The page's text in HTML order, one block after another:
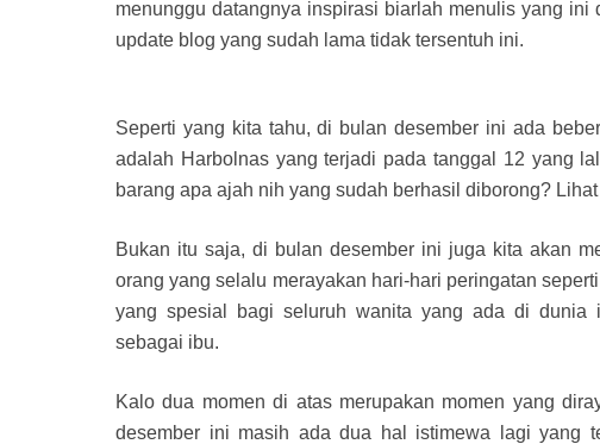
menunggu datangnya inspirasi biarlah menulis yang
update blog yang sudah lama tidak tersentuh ini.
Seperti yang kita tahu, di bulan desember ini ada
adalah Harbolnas yang terjadi pada tanggal 12 yang
barang apa ajah nih yang sudah berhasil diborong?
Bukan itu saja, di bulan desember ini juga kita akan
orang yang selalu merayakan hari-hari peringatan
yang spesial bagi seluruh wanita yang ada di dunia
sebagai ibu.
Kalo dua momen di atas merupakan momen yang
desember ini masih ada dua hal istimewa lagi yang